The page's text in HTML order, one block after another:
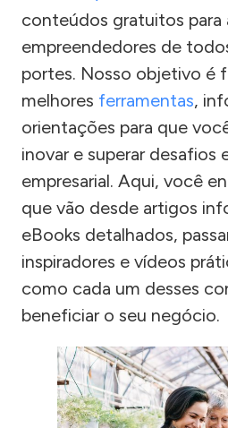
conteúdos gratuitos para
empreendedores de
portes. Nosso objetivo é
melhores ferramentas,
orientações para que
inovar e superar desafios
empresarial. Aqui, você
que vão desde artigos
eBooks detalhados,
inspiradores e vídeos
como cada um desses
beneficiar o seu negócio.